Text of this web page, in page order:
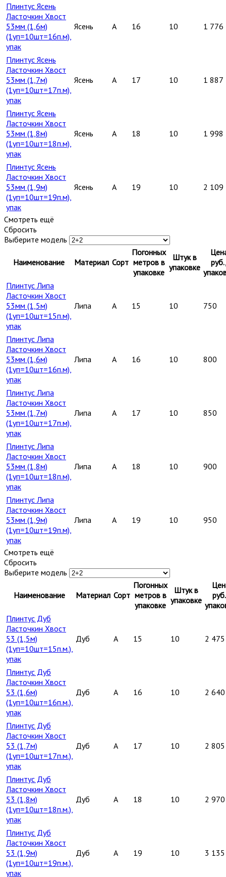
Плинтус Ясень
Ласточкин Хвост
53мм (1,6м)
(1уп=10шт=16п.м),
упак
Ясень A 16 10 1 776
Плинтус Ясень
Ласточкин Хвост
53мм (1,7м)
(1уп=10шт=17п.м),
упак
Ясень A 17 10 1 887
Плинтус Ясень
Ласточкин Хвост
53мм (1,8м)
(1уп=10шт=18п.м),
упак
Ясень A 18 10 1 998
Плинтус Ясень
Ласточкин Хвост
53мм (1,9м)
(1уп=10шт=19п.м),
упак
Ясень A 19 10 2 109
Смотреть ещё
Сбросить
Выберите модель
Наименование Материал Сорт
Погонных
метров в
упаковке
Штук в
упаковке
Плинтус Липа
Ласточкин Хвост
53мм (1,5м)
(1уп=10шт=15п.м),
упак
Липа A 15 10 750
Плинтус Липа
Ласточкин Хвост
53мм (1,6м)
(1уп=10шт=16п.м),
упак
Липа A 16 10 800
Плинтус Липа
Ласточкин Хвост
53мм (1,7м)
(1уп=10шт=17п.м),
упак
Липа A 17 10 850
Плинтус Липа
Ласточкин Хвост
53мм (1,8м)
(1уп=10шт=18п.м),
упак
Липа A 18 10 900
Плинтус Липа
Ласточкин Хвост
53мм (1,9м)
(1уп=10шт=19п.м),
упак
Липа A 19 10 950
Смотреть ещё
Сбросить
Выберите модель
Наименование Материал Сорт
Погонных
метров в
упаковке
Штук в
упаковке
Плинтус Дуб
Ласточкин Хвост
53 (1,5м)
(1уп=10шт=15п.м.),
упак
Дуб A 15 10 2 475
Плинтус Дуб
Ласточкин Хвост
53 (1,6м)
(1уп=10шт=16п.м.),
упак
Дуб A 16 10 2 640
Плинтус Дуб
Ласточкин Хвост
53 (1,7м)
(1уп=10шт=17п.м.),
упак
Дуб A 17 10 2 805
Плинтус Дуб
Ласточкин Хвост
53 (1,8м)
(1уп=10шт=18п.м.),
упак
Дуб A 18 10 2 970
Плинтус Дуб
Ласточкин Хвост
53 (1,9м)
(1уп=10шт=19п.м.),
упак
Дуб A 19 10 3 135